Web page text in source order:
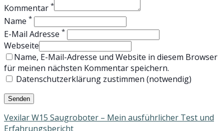
Kommentar *
Name *
E-Mail Adresse *
Webseite
Name, E-Mail-Adresse und Website in diesem Browser
für meinen nächsten Kommentar speichern.
Datenschutzerklärung zustimmen (notwendig)
Vexilar W15 Saugroboter – Mein ausführlicher Test und
Erfahrungsbericht